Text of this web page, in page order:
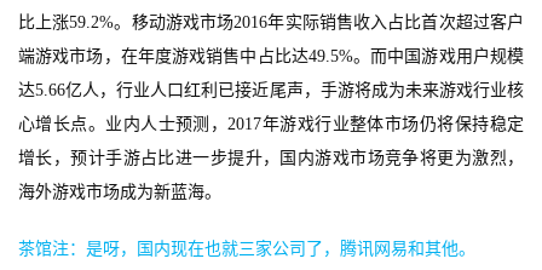
手
游
戏
单
游
比上涨59.2%。移动游戏市场2016年实际销售收入占比首次超过客户
端游戏市场，在年度游戏销售中占比达49.5%。而中国游戏用户规模
达5.66亿人，行业人口红利已接近尾声，手游将成为未来游戏行业核
心增长点。业内人士预测，2017年游戏行业整体市场仍将保持稳定
增长，预计手游占比进一步提升，国内游戏市场竞争将更为激烈，
海外游戏市场成为新蓝海。
茶馆注：是呀，国内现在也就三家公司了，腾讯网易和其他。